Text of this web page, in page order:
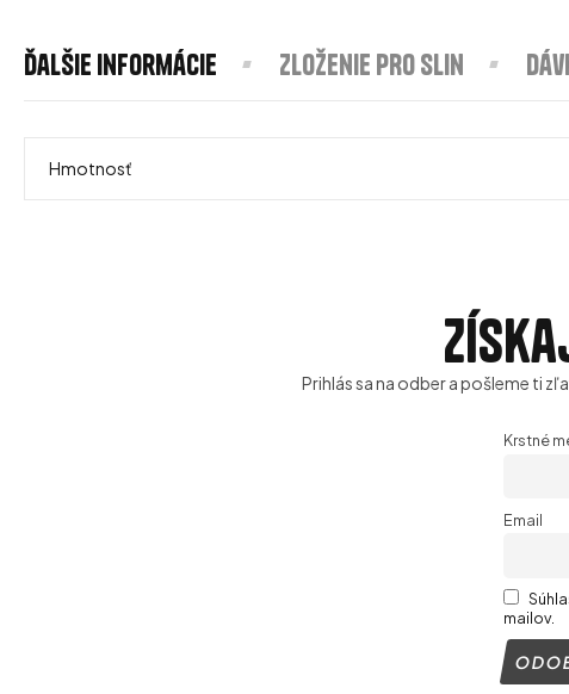
Ďalšie informácie Zloženie PRO Slin
Hmotnosť
Prihlás sa na odber a pošleme ti
Krstné
Email
mailov.